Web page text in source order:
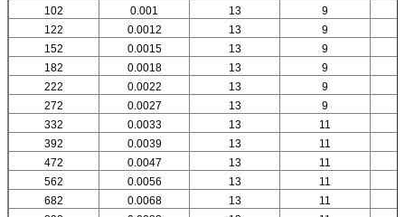
102
0.001 13
9
122
0.0012 13
9
152
0.0015 13
9
182
0.0018 13
9
222
0.0022 13
9
272
0.0027 13
9
332
0.0033 13
11
392
0.0039 13
11
472
0.0047 13
11
562
0.0056 13
11
682
0.0068 13
11